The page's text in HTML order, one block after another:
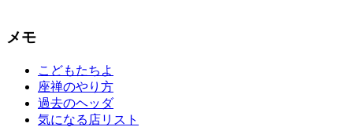
メモ
こどもたちよ
座禅のやり方
過去のヘッダ
気になる店リスト